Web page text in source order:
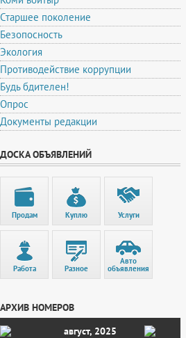
Старшее поколение
Безопосность
Экология
Противодействие коррупции
Будь бдителен!
Опрос
Документы редакции
ДОСКА ОБЪЯВЛЕНИЙ
Продам Куплю Услуги
Работа Разное
Авто
объявления
АРХИВ НОМЕРОВ
август, 2025